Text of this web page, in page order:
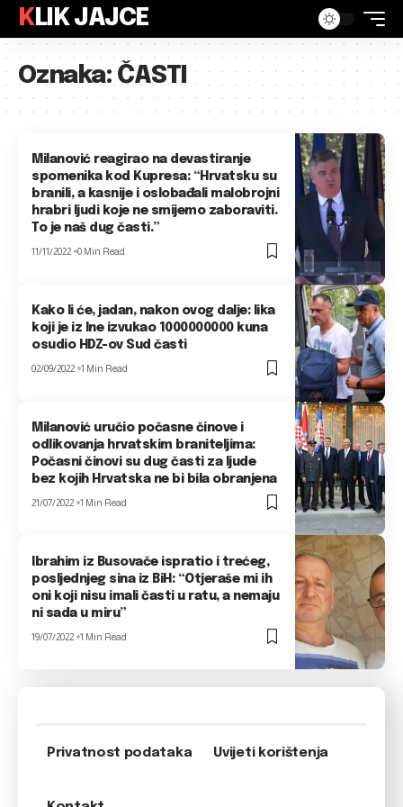
KLIK JAJCE
Oznaka:ČASTI
Milanović reagirao na devastiranje
spomenika kod Kupresa: “Hrvatsku su
branili, a kasnije i oslobađali malobrojni
hrabri ljudi koje ne smijemo zaboraviti.
To je naš dug časti.”
11/11/2022 0 Min Read
Kako li će, jadan, nakon ovog dalje: lika
koji je iz Ine izvukao 1000000000 kuna
osudio HDZ-ov Sud časti
02/09/2022 1 Min Read
Milanović uručio počasne činove i
odlikovanja hrvatskim braniteljima:
Počasni činovi su dug časti za ljude
bez kojih Hrvatska ne bi bila obranjena
21/07/2022 1 Min Read
Ibrahim iz Busovače ispratio i trećeg,
posljednjeg sina iz BiH: “Otjeraše mi ih
oni koji nisu imali časti u ratu, a nemaju
ni sada u miru”
19/07/2022 1 Min Read
Privatnost podataka Uvijeti korištenja